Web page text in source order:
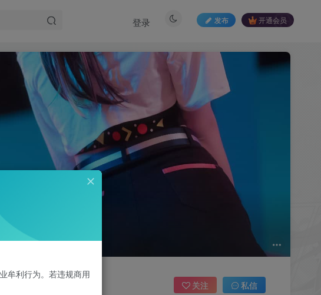
发布 开通会员
登录
关注 私信
牟利行为。若违规商用